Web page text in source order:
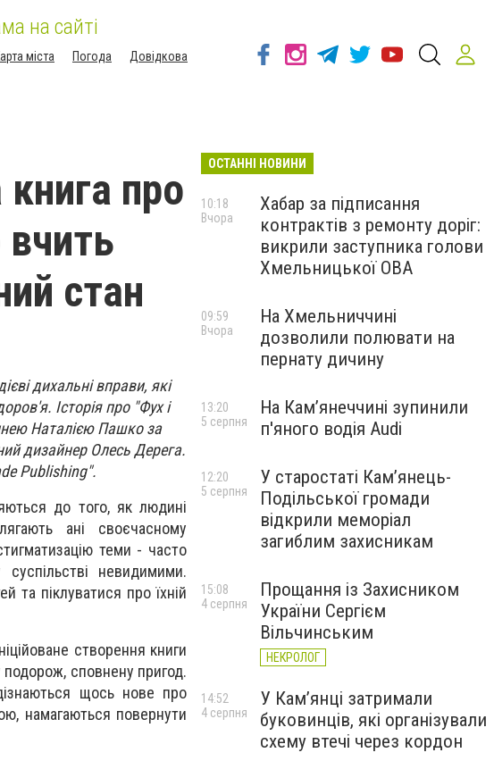
на сайті
міста Погода
Довідкова
книга про
стан
дихальні вправи, які
Історія про "Фух і
Наталією Пашко за
дизайнер Олесь Дерега.
Publishing".
до того, як людині
ані своєчасному
теми - часто
невидимими.
та піклуватися про їхній
створення книги
подорож, сповнену пригод.
щось нове про
намагаються повернути
ОСТАННІ НОВИНИ
Хабар за підписання
контрактів з ремонту доріг:
викрили заступника голови
Хмельницької ОВА
10:18
Вчора
На Хмельниччині
дозволили полювати на
пернату дичину
09:59
Вчора
На Камʼянеччині зупинили
п'яного водія Audi
13:20
5 серпня
У старостаті Кам’янець-
Подільської громади
відкрили меморіал
загиблим захисникам
12:20
5 серпня
Прощання із Захисником
України Сергієм
Вільчинським
НЕКРОЛОГ
15:08
4 серпня
У Кам’янці затримали
буковинців, які організували
схему втечі через кордон
14:52
4 серпня